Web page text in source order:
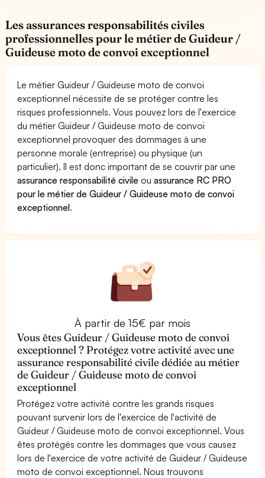
Les assurances responsabilités civiles
professionnelles pour le métier de Guideur /
Guideuse moto de convoi exceptionnel
Le métier Guideur / Guideuse moto de convoi
exceptionnel nécessite de se protéger contre les
risques professionnels. Vous pouvez lors de l'exercice
du métier Guideur / Guideuse moto de convoi
exceptionnel provoquer des dommages à une
personne morale (entreprise) ou physique (un
particulier). Il est donc important de se couvrir par une
assurance responsabilité civile ouassurance RC PRO
pour le métier de Guideur / Guideuse moto de convoi
exceptionnel.
À partir de 15€ par mois
Vous êtes Guideur / Guideuse moto de convoi
exceptionnel ? Protégez votre activité avec une
assurance responsabilité civile dédiée au métier
de Guideur / Guideuse moto de convoi
exceptionnel
Protégez votre activité contre les grands risques
pouvant survenir lors de l'exercice de l'activité de
Guideur / Guideuse moto de convoi exceptionnel. Vous
êtes protégés contre les dommages que vous causez
lors de l'exercice de votre activité de Guideur / Guideuse
moto de convoi exceptionnel. Nous trouvons